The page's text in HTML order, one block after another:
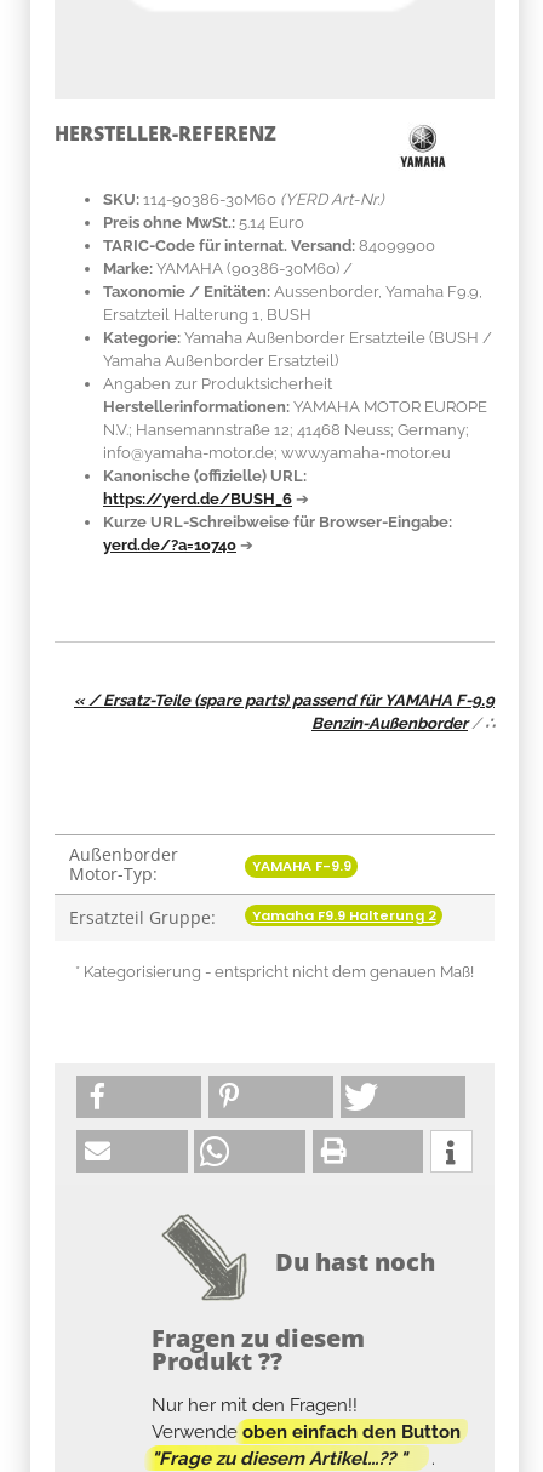
HERSTELLER-REFERENZ
SKU: 114-90386-30M60 (YERD Art-Nr.)
Preis ohne MwSt.: 5.14 Euro
TARIC-Code für internat. Versand: 84099900
Marke: YAMAHA (90386-30M60) /
Taxonomie / Enitäten: Aussenborder, Yamaha F9.9,
Ersatzteil Halterung 1, BUSH
Kategorie: Yamaha Außenborder Ersatzteile (BUSH /
Yamaha Außenborder Ersatzteil)
Angaben zur Produktsicherheit
Herstellerinformationen: YAMAHA MOTOR EUROPE
N.V.; Hansemannstraße 12; 41468 Neuss; Germany;
info@yamaha-motor.de; www.yamaha-motor.eu
Kanonische (offizielle) URL:
https://yerd.de/BUSH_6 ➔
Kurze URL-Schreibweise für Browser-Eingabe:
yerd.de/?a=10740 ➔
« / Ersatz-Teile (spare parts) passend für YAMAHA F-9.9
Benzin-Außenborder/∴
Produkteigenschaft
Wert
Außenborder
Motor-Typ:
YAMAHA F-9.9
Ersatzteil Gruppe: Yamaha F9.9 Halterung 2
* Kategorisierung - entspricht nicht dem genauen Maß!
Du hast noch
Fragen zu diesem
Produkt ??
Nur her mit den Fragen!!
Verwendeoben einfach den Button
"Frage zu diesem Artikel...?? "
.